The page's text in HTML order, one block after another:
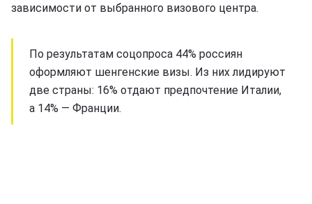
зависимости от выбранного визового центра.
По результатам соцопроса 44% россиян
оформляют шенгенские визы. Из них лидируют
две страны: 16% отдают предпочтение Италии,
а 14% — Франции.